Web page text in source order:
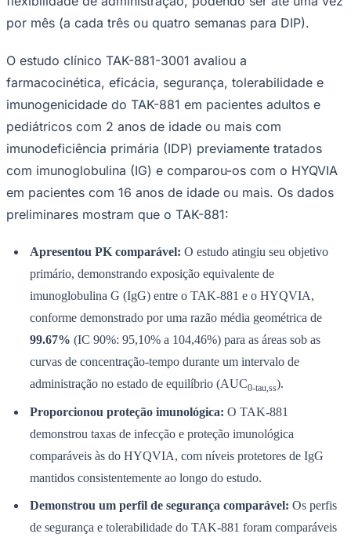
Hub de Negócios
Selo Verificado
Portal Educacional
Agenda de Vestibulares
Vagas de Emprego
Concursos
Panorama Econômico
Panorama Econômico
Para Sua Empresa
Anuncie no Portal
Anunciar Vagas Novo
Publicidade Legal
NFL
Fórmula 1
Tênis (ATP)
MLB
Atletismo
NBB
Competições de Futebol
Brasileirão Série B
Copa do Brasil
Libertadores
por mês (a cada três ou quatro semanas para DIP).
O estudo clínico TAK-881-3001 avaliou a
farmacocinética, eficácia, segurança, tolerabilidade e
imunogenicidade do TAK-881 em pacientes adultos e
pediátricos com 2 anos de idade ou mais com
imunodeficiência primária (IDP) previamente tratados
com imunoglobulina (IG) e comparou-os com o HYQVIA
em pacientes com 16 anos de idade ou mais. Os dados
preliminares mostram que o TAK-881:
Apresentou PK comparável: O estudo atingiu seu objetivo
primário, demonstrando exposição equivalente de
imunoglobulina G (IgG) entre o TAK-881 e o HYQVIA,
conforme demonstrado por uma razão média geométrica de
99.67% (IC 90%: 95,10% a 104,46%) para as áreas sob as
curvas de concentração-tempo durante um intervalo de
administração no estado de equilíbrio (AUC0-tau,ss).
Proporcionou proteção imunológica: O TAK-881
demonstrou taxas de infecção e proteção imunológica
comparáveis ​​às do HYQVIA, com níveis protetores de IgG
mantidos consistentemente ao longo do estudo.
Demonstrou um perfil de segurança comparável: Os perfis
de segurança e tolerabilidade do TAK-881 foram comparáveis ​​